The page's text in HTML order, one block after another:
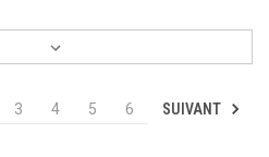
3 4 5 6 SUIVANT